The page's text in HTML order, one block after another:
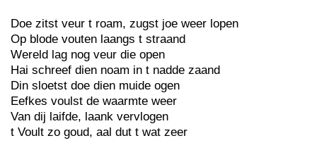
Doe zitst veur t roam, zugst joe weer lopen
Op blode vouten laangs t straand
Wereld lag nog veur die open
Hai schreef dien noam in t nadde zaand
Din sloetst doe dien muide ogen
Eefkes voulst de waarmte weer
Van dij laifde, laank vervlogen
t Voult zo goud, aal dut t wat zeer